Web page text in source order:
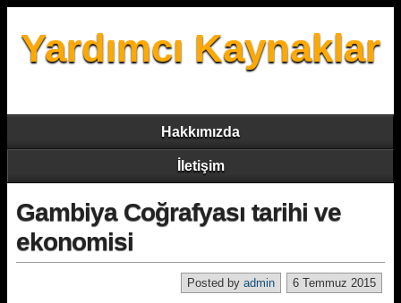
Yardımcı Kaynaklar
Hakkımızda
İletişim
Gambiya Coğrafyası tarihi ve
ekonomisi
6 Temmuz 2015
Posted by admin